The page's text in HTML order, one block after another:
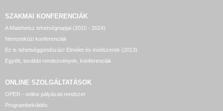
SZAKMAI KONFERENCIÁK
A Matehetsz tehetségnapjai (2010 - 2024)
Nemzetközi konferenciák
Ez is tehetséggondozás! Elmélet és módszerek (2013)
Egyéb, további rendezvények, konferenciák
ONLINE SZOLGÁLTATÁSOK
OPER - online pályázati rendszer
Programbeküldés